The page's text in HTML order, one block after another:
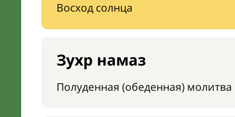
Восход солнца
Зухр намаз
Полуденная (обеденная)